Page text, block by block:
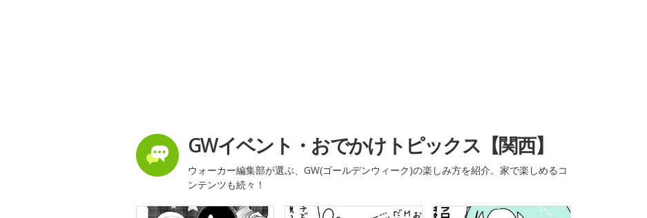
GWイベント・おでかけトピックス【関西】
ウォーカー編集部が選ぶ、GW(ゴールデンウィーク)の楽しみ方を紹介。家で楽しめるコ
ンテンツも続々！